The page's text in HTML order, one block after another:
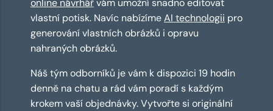
vlastní potisk. Navíc nabízímeAI technologii pro
generování vlastních obrázků i opravu
nahraných obrázků.
Náš tým odborníků je vám k dispozici 19 hodin
denně na chatu a rád vám poradí s každým
krokem vaší objednávky. Vytvořte si originální